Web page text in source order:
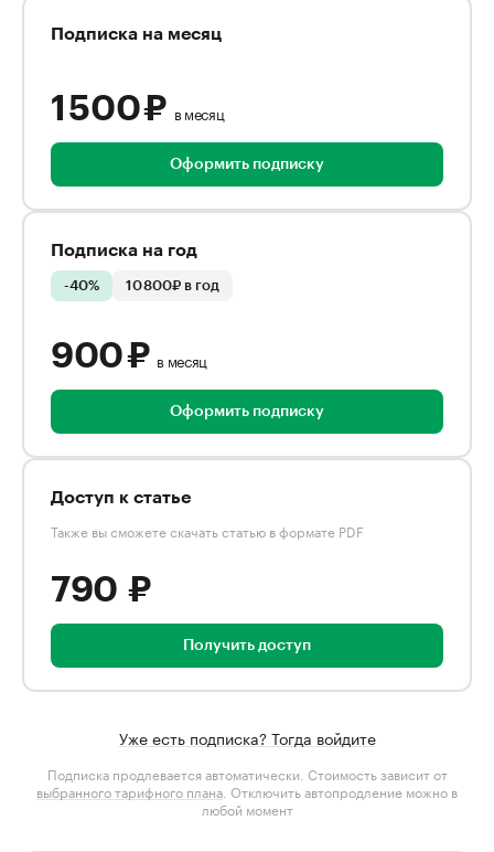
Подписка на месяц
1 500 ₽ в месяц
Оформить подписку
Подписка на год
-40% 10 800₽ в год
900 ₽ в месяц
Оформить подписку
Доступ к статье
Также вы сможете скачать статью в формате PDF
790 ₽
Получить доступ
Уже есть подписка? Тогда войдите
Подписка продлевается автоматически. Стоимость зависит от
выбранного тарифного плана . Отключить автопродление можно в
любой момент